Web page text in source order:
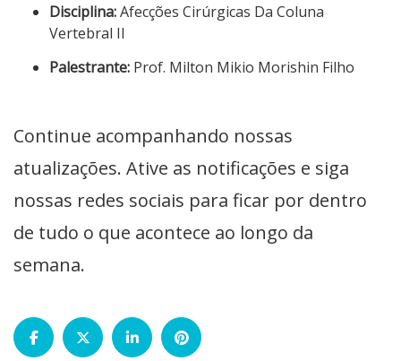
Disciplina:Afecções Cirúrgicas Da Coluna
Vertebral II
Palestrante: Prof. Milton Mikio Morishin Filho
Continue acompanhando nossas
atualizações. Ative as notificações e siga
nossas redes sociais para ficar por dentro
de tudo o que acontece ao longo da
semana.